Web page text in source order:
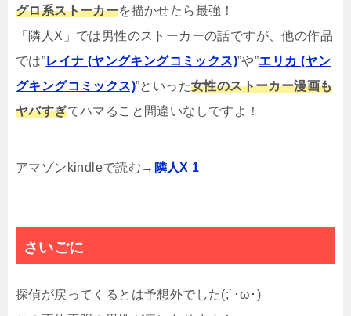
グロ系ストーカーを描かせたら最強！
「隣人X」では男性のストーカーの話ですが、他の作品
では”レイナ (ヤングキングコミックス)”や”エリカ (ヤン
グキングコミックス)”といった女性のストーカー漫画も
ヤバすぎてハマること間違いなしですよ！
アマゾンkindleで読む→ 隣人X 1
さいごに
探偵が戻ってくるとは予想外でした(;´･ω･)